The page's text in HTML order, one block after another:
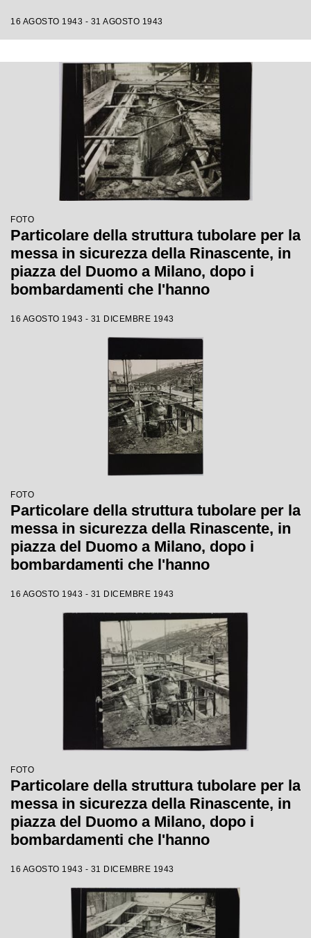
16 AGOSTO 1943 - 31 AGOSTO 1943
FOTO
Particolare della struttura tubolare per la
messa in sicurezza della Rinascente, in
piazza del Duomo a Milano, dopo i
bombardamenti che l'hanno
16 AGOSTO 1943 - 31 DICEMBRE 1943
FOTO
Particolare della struttura tubolare per la
messa in sicurezza della Rinascente, in
piazza del Duomo a Milano, dopo i
bombardamenti che l'hanno
16 AGOSTO 1943 - 31 DICEMBRE 1943
FOTO
Particolare della struttura tubolare per la
messa in sicurezza della Rinascente, in
piazza del Duomo a Milano, dopo i
bombardamenti che l'hanno
16 AGOSTO 1943 - 31 DICEMBRE 1943